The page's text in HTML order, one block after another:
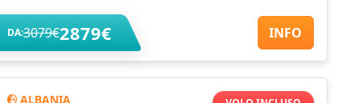
DA:3079€2879€ INFO
ALBANIA